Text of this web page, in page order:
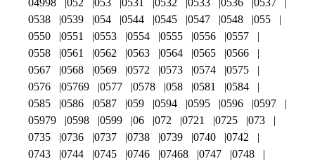
04998 052 053 0531 0532 0533 0536
0537
0538
0539 054 0544 0545 0547 0548
055
0550
0551 0553 0554 0555 0556
0557
0558
0561 0562 0563 0564 0565
0566
0567
0568 0569 0572 0573 0574
0575
0576
05769 0577 0578 058 0581
0584
0585
0586 0587 059 0594 0595 0596
0597
05979
0598 0599 06 072 0721 0725
073
0735
0736 0737 0738 0739 0740
0742
0743
0744 0745 0746 07468 0747
0748